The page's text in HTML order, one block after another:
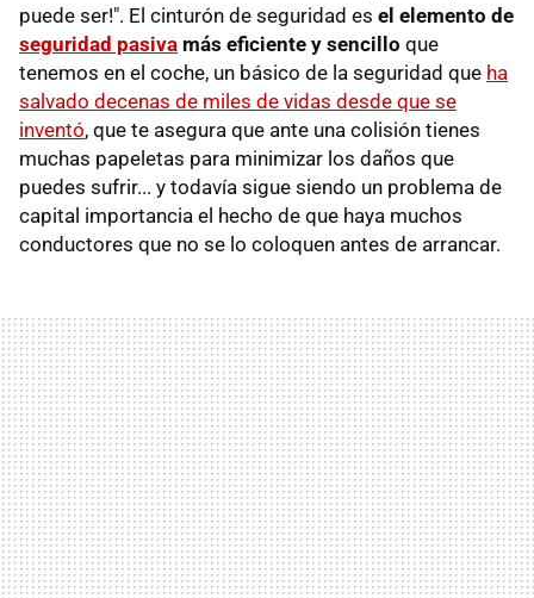
puede ser!". El cinturón de seguridad es el elemento de
seguridad pasiva más eficiente y sencillo que
tenemos en el coche, un básico de la seguridad que ha
salvado decenas de miles de vidas desde que se
inventó, que te asegura que ante una colisión tienes
muchas papeletas para minimizar los daños que
puedes sufrir... y todavía sigue siendo un problema de
capital importancia el hecho de que haya muchos
conductores que no se lo coloquen antes de arrancar.